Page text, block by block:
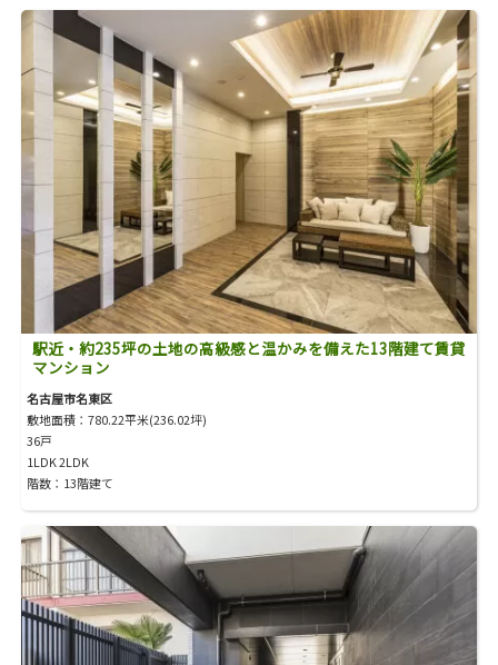
駅近・約235坪の土地の高級感と温かみを備えた13階建て賃貸
マンション
名古屋市名東区
敷地面積：780.22平米(236.02坪)
36戸
1LDK 2LDK
階数：13階建て